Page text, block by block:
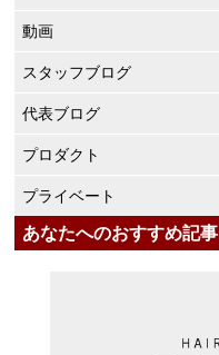
動画
スタッフブログ
代表ブログ
プロダクト
プライベート
あなたへのおすすめ記事